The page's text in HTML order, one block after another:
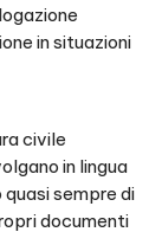
in situazioni
civile
in lingua
sempre di
documenti